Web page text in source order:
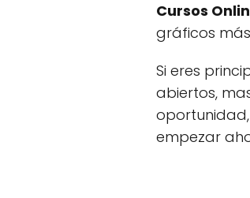
Cursos
gráficos
Si eres
abiertos,
empezar